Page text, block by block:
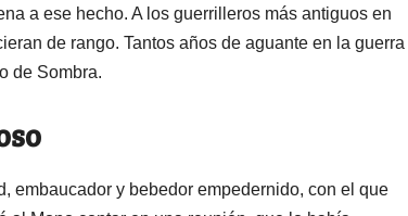
a ese hecho. A los guerrilleros más antiguos en
de rango. Tantos años de aguante en la guerra
de Sombra.
embaucador y bebedor empedernido, con el que